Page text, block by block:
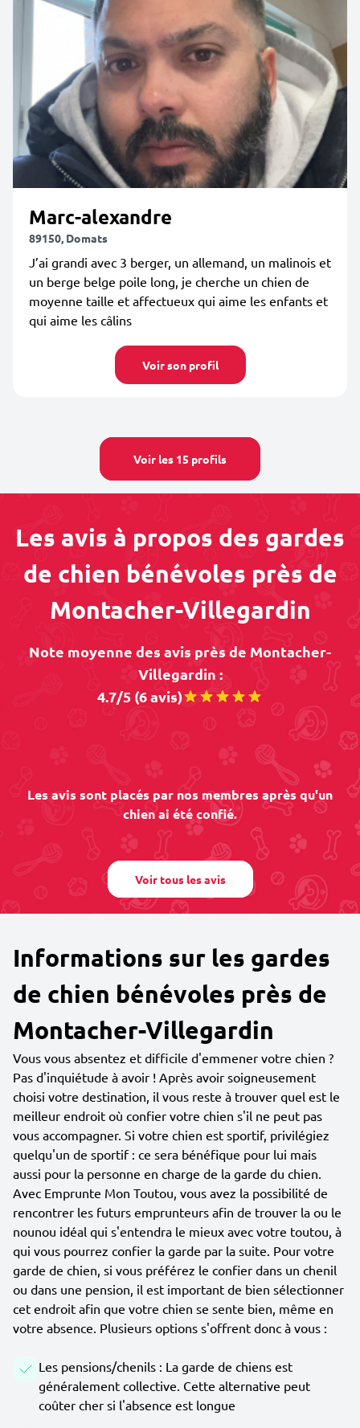
Marc-alexandre
89150, Domats
J’ai grandi avec 3 berger, un allemand, un malinois et
un berge belge poile long, je cherche un chien de
moyenne taille et affectueux qui aime les enfants et
qui aime les câlins
Voir son profil
Voir les 15 profils
Les avis à propos des gardes
de chien bénévoles près de
Montacher-Villegardin
Note moyenne des avis près de Montacher-
Villegardin :
4.7/5 (6 avis)
Les avis sont placés par nos membres après qu'un
chien ai été confié.
Voir tous les avis
Informations sur les gardes
de chien bénévoles près de
Montacher-Villegardin
Vous vous absentez et difficile d'emmener votre chien ?
Pas d'inquiétude à avoir ! Après avoir soigneusement
choisi votre destination, il vous reste à trouver quel est le
meilleur endroit où confier votre chien s'il ne peut pas
vous accompagner. Si votre chien est sportif, privilégiez
quelqu'un de sportif : ce sera bénéfique pour lui mais
aussi pour la personne en charge de la garde du chien.
Avec Emprunte Mon Toutou, vous avez la possibilité de
rencontrer les futurs emprunteurs afin de trouver la ou le
nounou idéal qui s'entendra le mieux avec votre toutou, à
qui vous pourrez confier la garde par la suite. Pour votre
garde de chien, si vous préférez le confier dans un chenil
ou dans une pension, il est important de bien sélectionner
cet endroit afin que votre chien se sente bien, même en
votre absence. Plusieurs options s'offrent donc à vous :
Les pensions/chenils : La garde de chiens est
généralement collective. Cette alternative peut
coûter cher si l'absence est longue